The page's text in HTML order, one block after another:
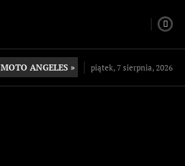
MOTO ANGELES » piątek, 7 sierpnia, 2026